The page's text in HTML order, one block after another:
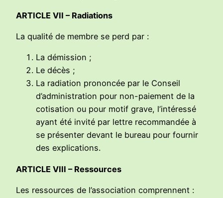
ARTICLE VII – Radiations
La qualité de membre se perd par :
La démission ;
Le décès ;
La radiation prononcée par le Conseil
d’administration pour non-paiement de la
cotisation ou pour motif grave, l’intéressé
ayant été invité par lettre recommandée à
se présenter devant le bureau pour fournir
des explications.
ARTICLE VIII – Ressources
Les ressources de l’association comprennent :